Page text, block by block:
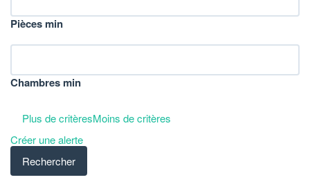
Pièces min
Chambres min
Plus de critèresMoins de critères
Créer une alerte